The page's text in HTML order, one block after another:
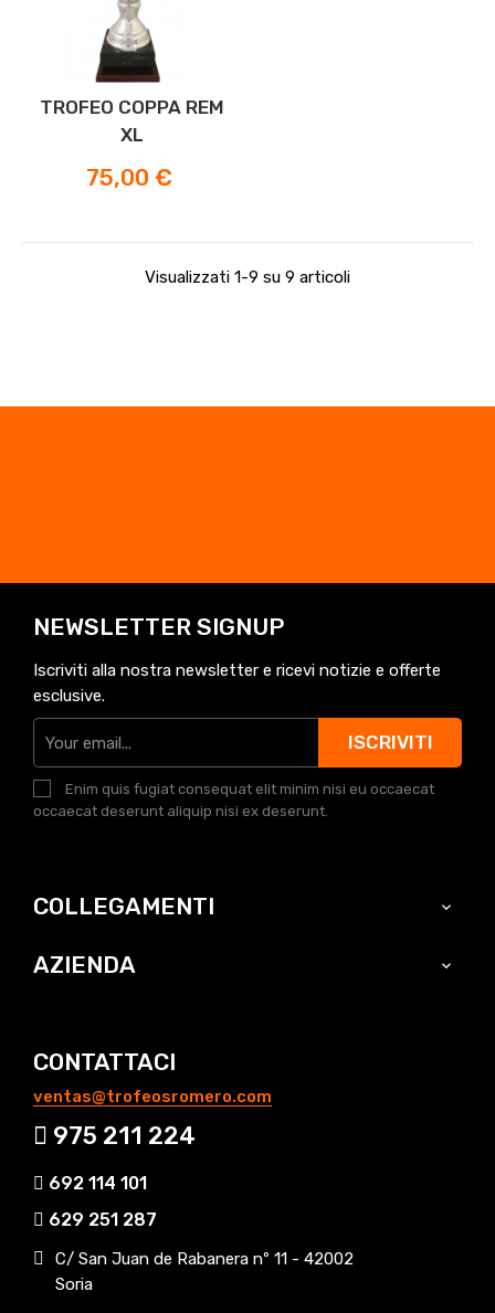
TROFEO COPPA REM
XL
Prezzo
75,00 €
Visualizzati 1-9 su 9 articoli
NEWSLETTER SIGNUP
Iscriviti alla nostra newsletter e ricevi notizie e offerte
esclusive.
ISCRIVITI
Enim quis fugiat consequat elit minim nisi eu occaecat
occaecat deserunt aliquip nisi ex deserunt.
COLLEGAMENTI 
AZIENDA 
CONTATTACI
ventas@trofeosromero.com
975 211 224
692 114 101
629 251 287
C/ San Juan de Rabanera nº 11 - 42002
Soria